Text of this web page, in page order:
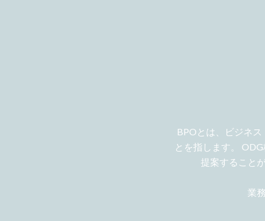
BPOとは、ビジネ
とを指します。
提案すること
業